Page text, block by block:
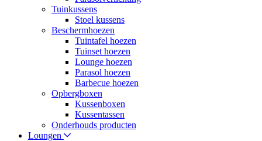
Tuinkussens
Stoel kussens
Beschermhoezen
Tuintafel hoezen
Tuinset hoezen
Lounge hoezen
Parasol hoezen
Barbecue hoezen
Opbergboxen
Kussenboxen
Kussentassen
Onderhouds producten
Loungen